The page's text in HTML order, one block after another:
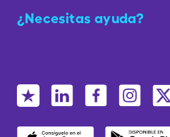
¿Necesitas ayuda?